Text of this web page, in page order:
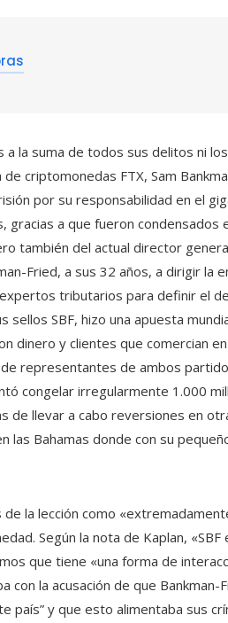
la suma de todos sus delitos ni
criptomonedas FTX, Sam
por su responsabilidad en el
a que fueron condensados
también del actual director
Fried, a sus 32 años, a dirigir la
tributarios para definir el
sellos SBF, hizo una apuesta
dinero y clientes que comercian
representantes de ambos
congelar irregularmente 1.000
de llevar a cabo reversiones en
las Bahamas donde con su
la lección como
Según la nota de Kaplan,
que tiene «una forma de
la acusación de que Bankman-
país” y que esto alimentaba sus